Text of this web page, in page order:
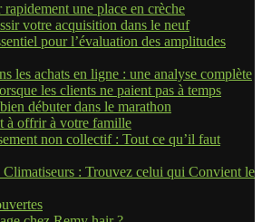
une place en crèche
votre acquisition dans le neuf
pour l’évaluation des amplitudes
les achats en ligne : une analyse complète
les clients ne paient pas à temps
débuter dans le marathon
à offrir à votre famille
non collectif : Tout ce qu’il faut
: Trouvez celui qui Convient le